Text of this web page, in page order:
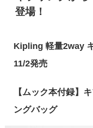
登場！
Kipling 軽量2way
11/2発売
【ムック本付録】
ングバッグ